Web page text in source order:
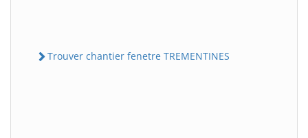
Trouver chantier fenetre TREMENTINES